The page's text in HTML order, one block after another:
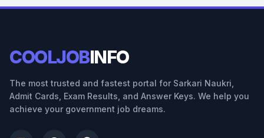
COOLJOBINFO
The most trusted and fastest portal for Sarkari Naukri,
Admit Cards, Exam Results, and Answer Keys. We help you
achieve your government job dreams.